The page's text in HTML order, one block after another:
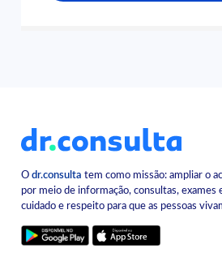
Odr.consulta tem como missão: ampliar o
por meio de informação, consultas, exames
cuidado e respeito para que as pessoas